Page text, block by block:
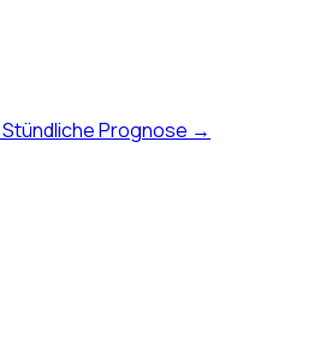
Stündliche Prognose →